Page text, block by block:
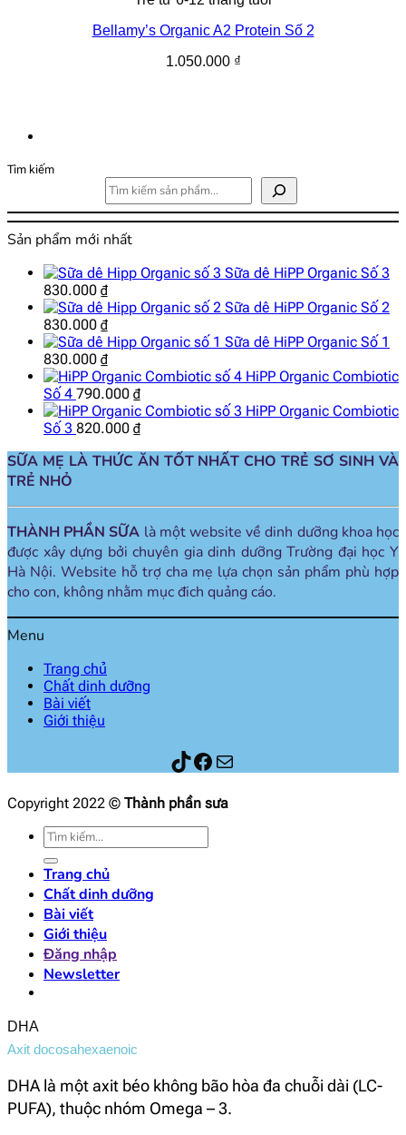
Bellamy’s Organic A2 Protein Số 2
1.050.000 ₫
Tìm kiếm
Sản phẩm mới nhất
Sữa dê HiPP Organic Số 3
830.000 ₫
Sữa dê HiPP Organic Số 2
830.000 ₫
Sữa dê HiPP Organic Số 1
830.000 ₫
HiPP Organic Combiotic
Số 4 790.000 ₫
HiPP Organic Combiotic
Số 3 820.000 ₫
SỮA MẸ LÀ THỨC ĂN TỐT NHẤT CHO TRẺ SƠ SINH VÀ
TRẺ NHỎ
THÀNH PHẦN SỮA là một website về dinh dưỡng khoa học
được xây dựng bởi chuyên gia dinh dưỡng Trường đại học Y
Hà Nội. Website hỗ trợ cha mẹ lựa chọn sản phẩm phù hợp
cho con, không nhằm mục đich quảng cáo.
Menu
Trang chủ
Chất dinh dưỡng
Bài viết
Giới thiệu
Thành phần sữaFacebook
Mail
Copyright 2022 © Thành phần sưa
Tìm
kiếm:
Trang chủ
Chất dinh dưỡng
Bài viết
Giới thiệu
Đăng nhập
Newsletter
DHA
Axit docosahexaenoic
DHA là một axit béo không bão hòa đa chuỗi dài (LC-
PUFA), thuộc nhóm Omega – 3.